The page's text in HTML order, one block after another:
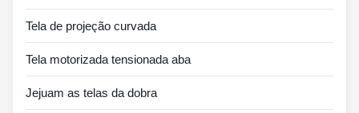
Tela de projeção curvada
Tela motorizada tensionada aba
Jejuam as telas da dobra